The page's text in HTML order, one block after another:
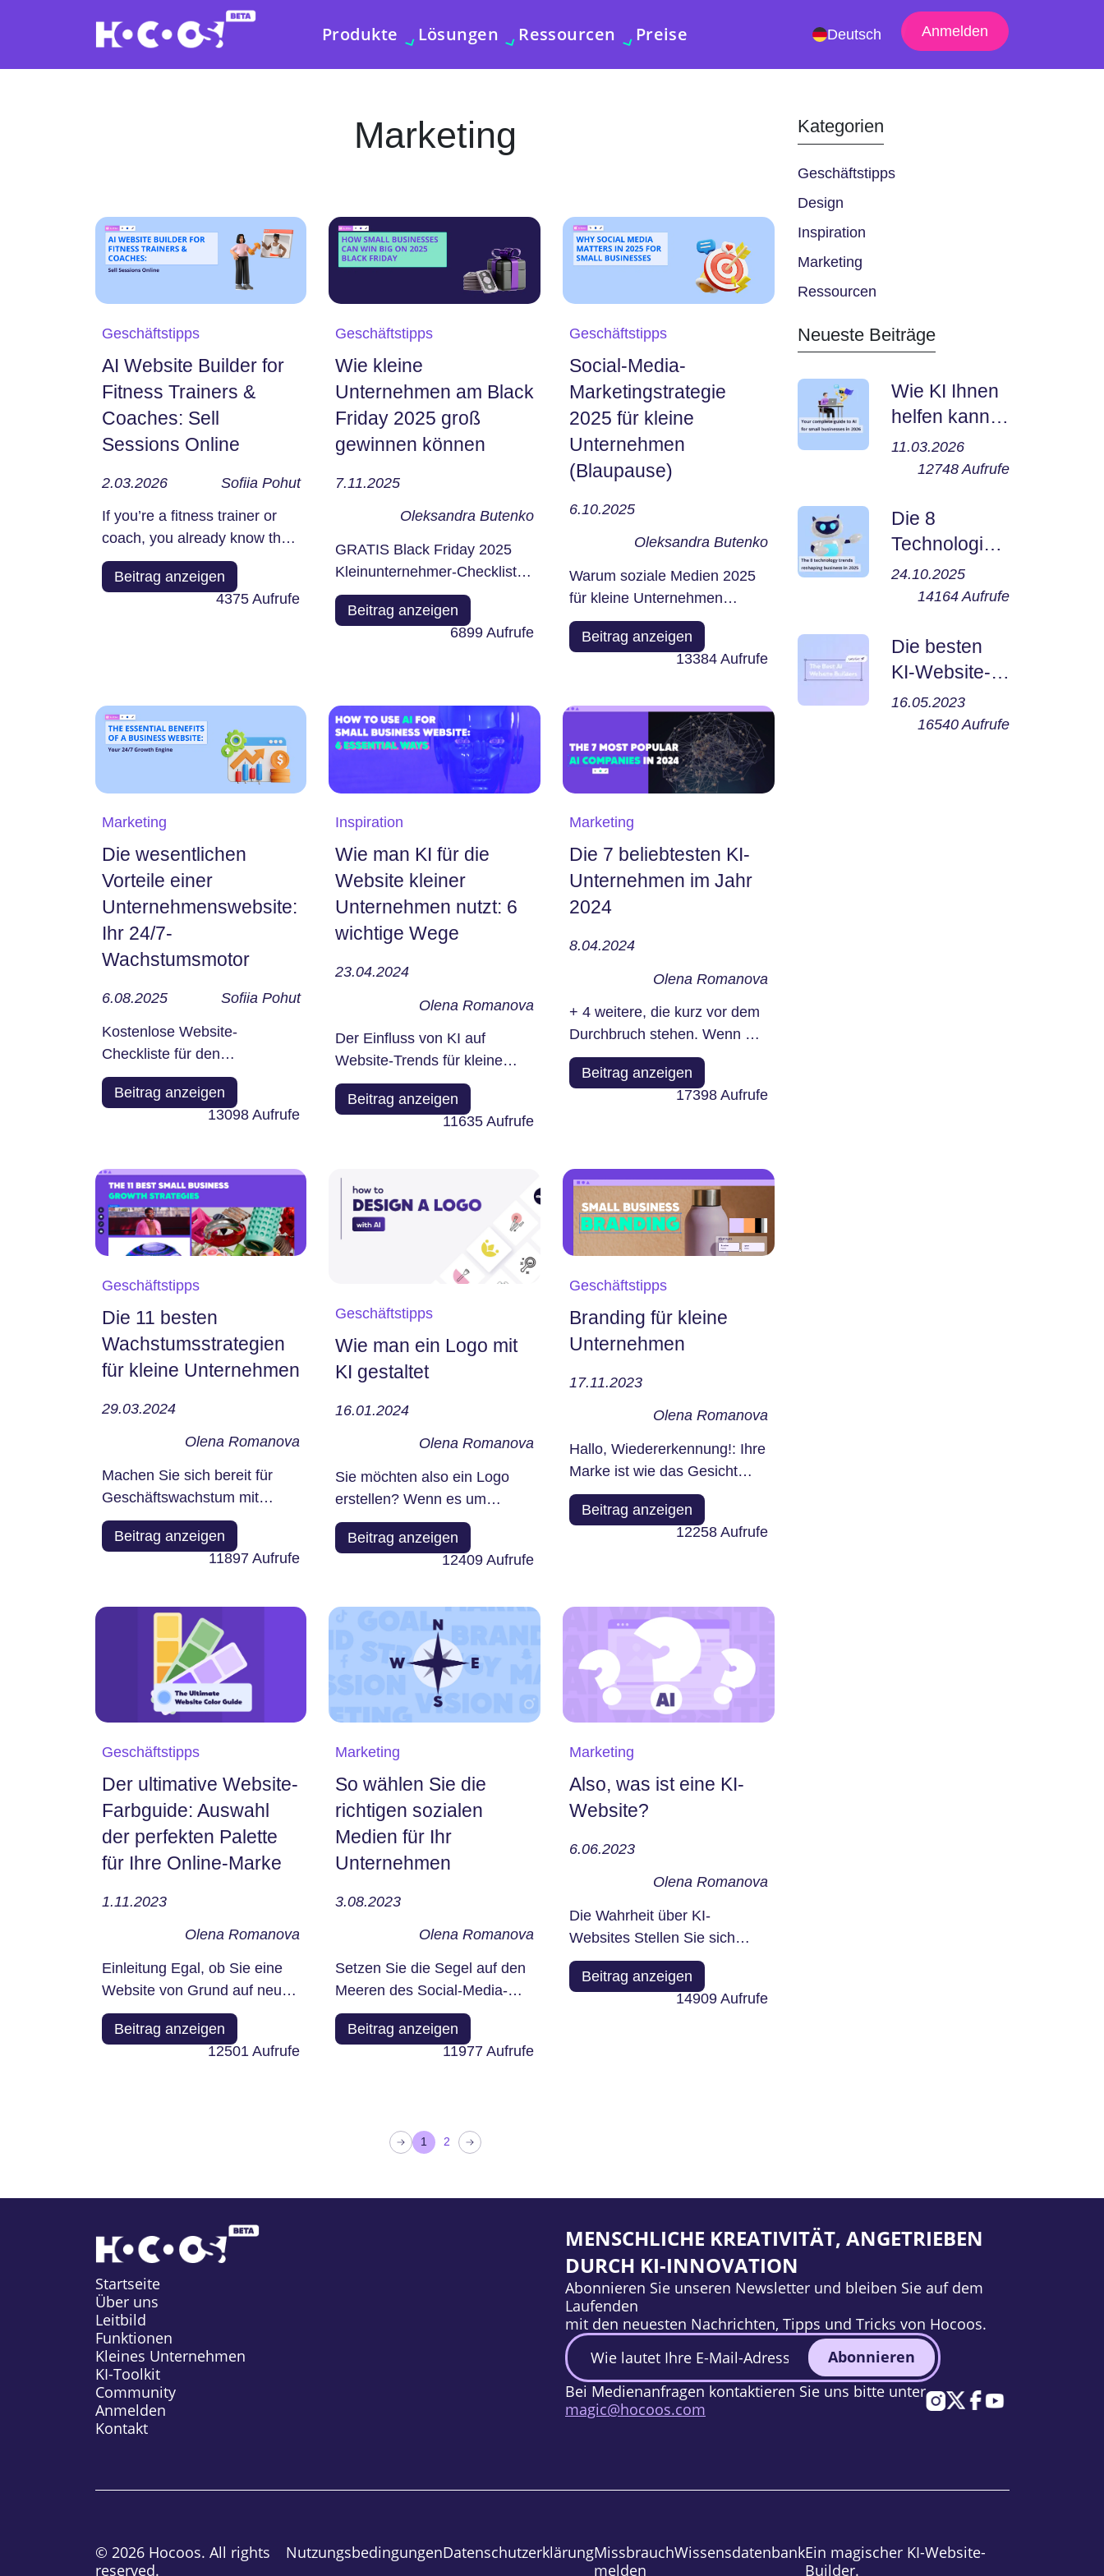
Produkte Lösungen Ressourcen Preise Deutsch Anmelden
Marketing
Geschäftstipps
AI Website Builder for
Fitness Trainers &
Coaches: Sell
Sessions Online
2.03.2026 Sofiia Pohut
If you’re a fitness trainer or
coach, you already know that
you don’t really...
Beitrag anzeigen
4375 Aufrufe
Geschäftstipps
Wie kleine
Unternehmen am Black
Friday 2025 groß
gewinnen können
7.11.2025
Oleksandra Butenko
GRATIS Black Friday 2025
Kleinunternehmer-Checkliste
Black​‍​‌‍​‍‌​‍​‌‍​‍‌ Friday hat sich von
einem einzigen Tag
Beitrag anzeigen
6899 Aufrufe
Geschäftstipps
Social-Media-
Marketingstrategie
2025 für kleine
Unternehmen
(Blaupause)
6.10.2025
Oleksandra Butenko
Warum soziale Medien 2025
für kleine Unternehmen
wichtig sind – ob man sie mag
oder nicht,...
Beitrag anzeigen
13384 Aufrufe
Marketing
Die wesentlichen
Vorteile einer
Unternehmenswebsite:
Ihr 24/7-
Wachstumsmotor
6.08.2025 Sofiia Pohut
Kostenlose Website-
Checkliste für den
Schnellstart In der heutigen
Welt ist eine Website nicht nur
hilfreich – sie ist...
Beitrag anzeigen
13098 Aufrufe
Inspiration
Wie man KI für die
Website kleiner
Unternehmen nutzt: 6
wichtige Wege
23.04.2024
Olena Romanova
Der Einfluss von KI auf
Website-Trends für kleine
Unternehmen Heute werden
wir aufschlüsseln...
Beitrag anzeigen
11635 Aufrufe
Marketing
Die 7 beliebtesten KI-
Unternehmen im Jahr
2024
8.04.2024
Olena Romanova
+ 4 weitere, die kurz vor dem
Durchbruch stehen. Wenn Sie
neugierig auf die
Unternehmen sind, die...
Beitrag anzeigen
17398 Aufrufe
Geschäftstipps
Die 11 besten
Wachstumsstrategien
für kleine Unternehmen
29.03.2024
Olena Romanova
Machen Sie sich bereit für
Geschäftswachstum mit
Hocoos. Heute sprechen wir
über unsere 11 besten...
Beitrag anzeigen
11897 Aufrufe
Geschäftstipps
Wie man ein Logo mit
KI gestaltet
16.01.2024
Olena Romanova
Sie möchten also ein Logo
erstellen? Wenn es um
Markenwiedererkennung
geht, ist nichts...
Beitrag anzeigen
12409 Aufrufe
Geschäftstipps
Branding für kleine
Unternehmen
17.11.2023
Olena Romanova
Hallo, Wiedererkennung!: Ihre
Marke ist wie das Gesicht
Ihres Unternehmens. Sie
möchten, dass es...
Beitrag anzeigen
12258 Aufrufe
Geschäftstipps
Der ultimative Website-
Farbguide: Auswahl
der perfekten Palette
für Ihre Online-Marke
1.11.2023
Olena Romanova
Einleitung Egal, ob Sie eine
Website von Grund auf neu
erstellen oder Ihrer aktuellen
ein...
Beitrag anzeigen
12501 Aufrufe
Marketing
So wählen Sie die
richtigen sozialen
Medien für Ihr
Unternehmen
3.08.2023
Olena Romanova
Setzen Sie die Segel auf den
Meeren des Social-Media-
Marketings. Sie sind also
bereit einzutauchen...
Beitrag anzeigen
11977 Aufrufe
Marketing
Also, was ist eine KI-
Website?
6.06.2023
Olena Romanova
Die Wahrheit über KI-
Websites Stellen Sie sich
Folgendes vor: Eine Website,
die nicht nur erstellt wird,
Beitrag anzeigen
14909 Aufrufe
1 2
Kategorien
Geschäftstipps
Design
Inspiration
Marketing
Ressourcen
Neueste Beiträge
Wie KI Ihnen
helfen kann,
noch heute
ein kleines
zu gründen
11.03.2026
12748Aufrufe
Die 8
Technologietr
ends, die das
Geschäft im
neu gestalten
24.10.2025
14164Aufrufe
Die besten
KI-Website-
Builder 2023
16.05.2023
16540Aufrufe
Startseite
Über uns
Leitbild
Funktionen
Kleines Unternehmen
KI-Toolkit
Community
Anmelden
Kontakt
MENSCHLICHE KREATIVITÄT, ANGETRIEBEN
DURCH KI-INNOVATION
Abonnieren Sie unseren Newsletter und bleiben Sie auf dem
Laufenden
mit den neuesten Nachrichten, Tipps und Tricks von Hocoos.
Abonnieren
Bei Medienanfragen kontaktieren Sie uns bitte unter
magic@hocoos.com
© 2026 Hocoos. All rights
reserved.
NutzungsbedingungenDatenschutzerklärungMissbrauch
melden
WissensdatenbankEin magischer KI-Website-
Builder.